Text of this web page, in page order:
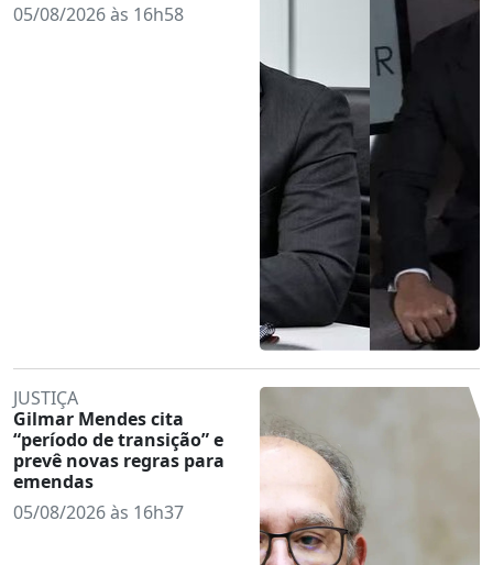
05/08/2026 às 16h58
JUSTIÇA
Gilmar Mendes cita
“período de transição” e
prevê novas regras para
emendas
05/08/2026 às 16h37